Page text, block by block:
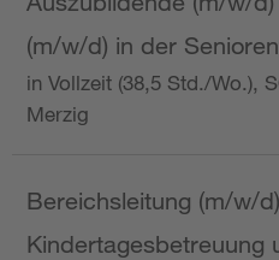
(m/w/d) in der
in Vollzeit (38,5 Std./Wo.),
Merzig
Bereichsleitung (m/w/
Kindertagesbetreuung